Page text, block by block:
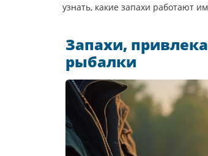
узнать, какие запахи работают
Запахи,
рыбалки